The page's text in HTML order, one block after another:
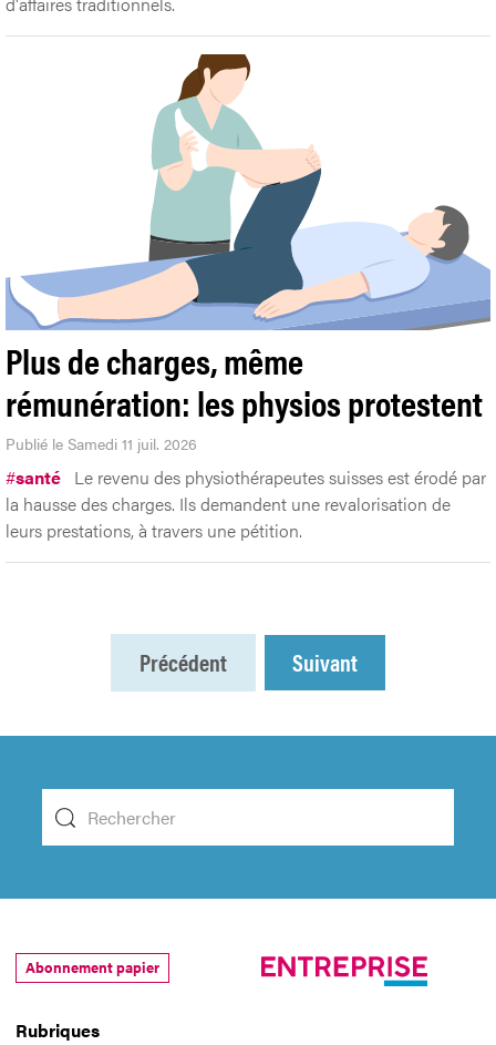
Plus de charges, même
rémunération: les physios protestent
Publié le Samedi 11 juil. 2026
#santé Le revenu des physiothérapeutes suisses est érodé par
la hausse des charges. Ils demandent une revalorisation de
leurs prestations, à travers une pétition.
Précédent Suivant
Rubriques
Abonnement papier